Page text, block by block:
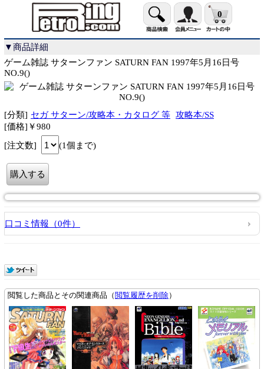
0
▼商品詳細
ゲーム雑誌 サターンファン SATURN FAN 1997年5月16日号
NO.9()
[分類] セガ サターン/攻略本・カタログ 等 攻略本/SS
[価格]￥980
[注文数]
(1個まで)
口コミ情報（0件）